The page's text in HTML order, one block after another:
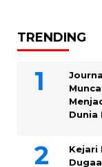
TRENDING
Dunia
Kejari